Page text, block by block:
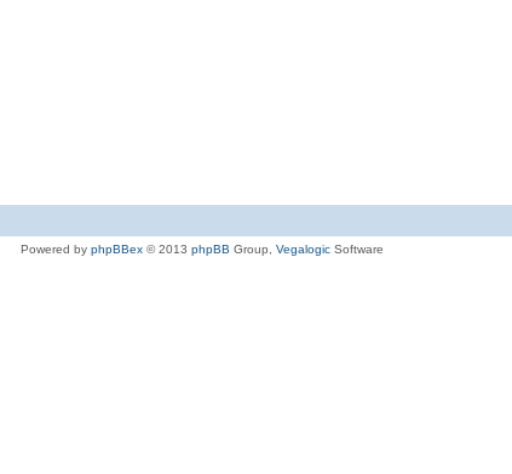
Powered by phpBBex © 2013 phpBB Group, Vegalogic Software